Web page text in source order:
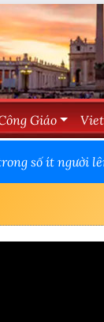
Giáo
số ít người